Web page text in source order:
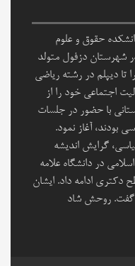
حقوق و علوم
دانشگاه تهران، در سال ۱۳۳۷ در شهرستان دزفول متولد
دیپلم در رشته ریاضی
فعالیت اجتماعی خود را از
با حضور در جلسات
بودند، آغاز نمود.
گرایش اندیشه
در دانشگاه علامه
دکتری ادامه داد. ایشان